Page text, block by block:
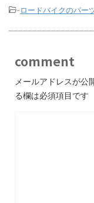
-ロードバイクのパー
comment
メールアドレスが公
る欄は必須項目です